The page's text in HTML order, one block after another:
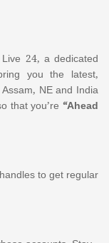
24, a dedicated
you the latest,
NE and India
that you’re “Ahead
to get regular